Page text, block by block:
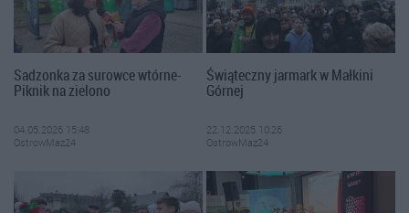
Sadzonka za surowce wtórne-
Piknik na zielono
04.05.2026 15:48
OstrowMaz24
Świąteczny jarmark w Małkini
Górnej
22.12.2025 10:26
OstrowMaz24